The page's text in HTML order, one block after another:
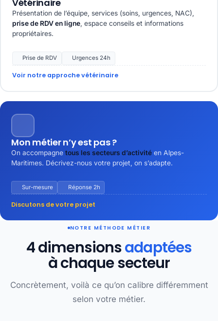
Vétérinaire
Présentation de l’équipe, services (soins, urgences, NAC),
prise de RDV en ligne, espace conseils et informations
propriétaires.
Prise de RDV Urgences 24h
Voir notre approche vétérinaire
Mon métier n’y est pas ?
On accompagnetous les secteurs d’activité en Alpes-
Maritimes. Décrivez-nous votre projet, on s’adapte.
Sur-mesure Réponse 2h
Discutons de votre projet
NOTRE MÉTHODE MÉTIER
4 dimensionsadaptées
à chaque secteur
Concrètement, voilà ce qu’on calibre différemment
selon votre métier.